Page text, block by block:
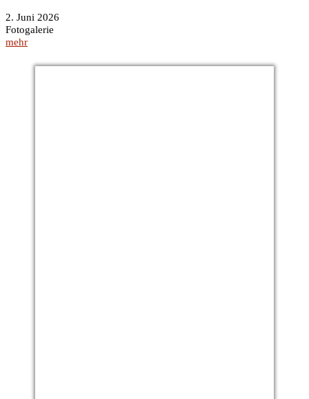
2. Juni 2026
Fotogalerie
mehr